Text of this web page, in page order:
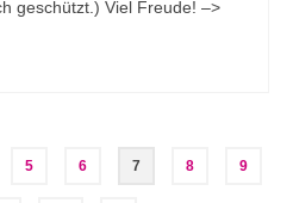
geschützt.) Viel Freude! –>
5 6 7 8 9